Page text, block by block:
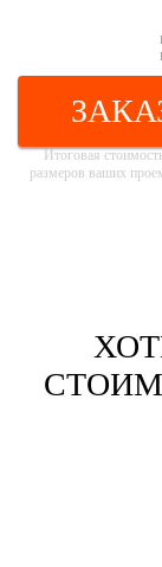
Итоговая
размеров ваших